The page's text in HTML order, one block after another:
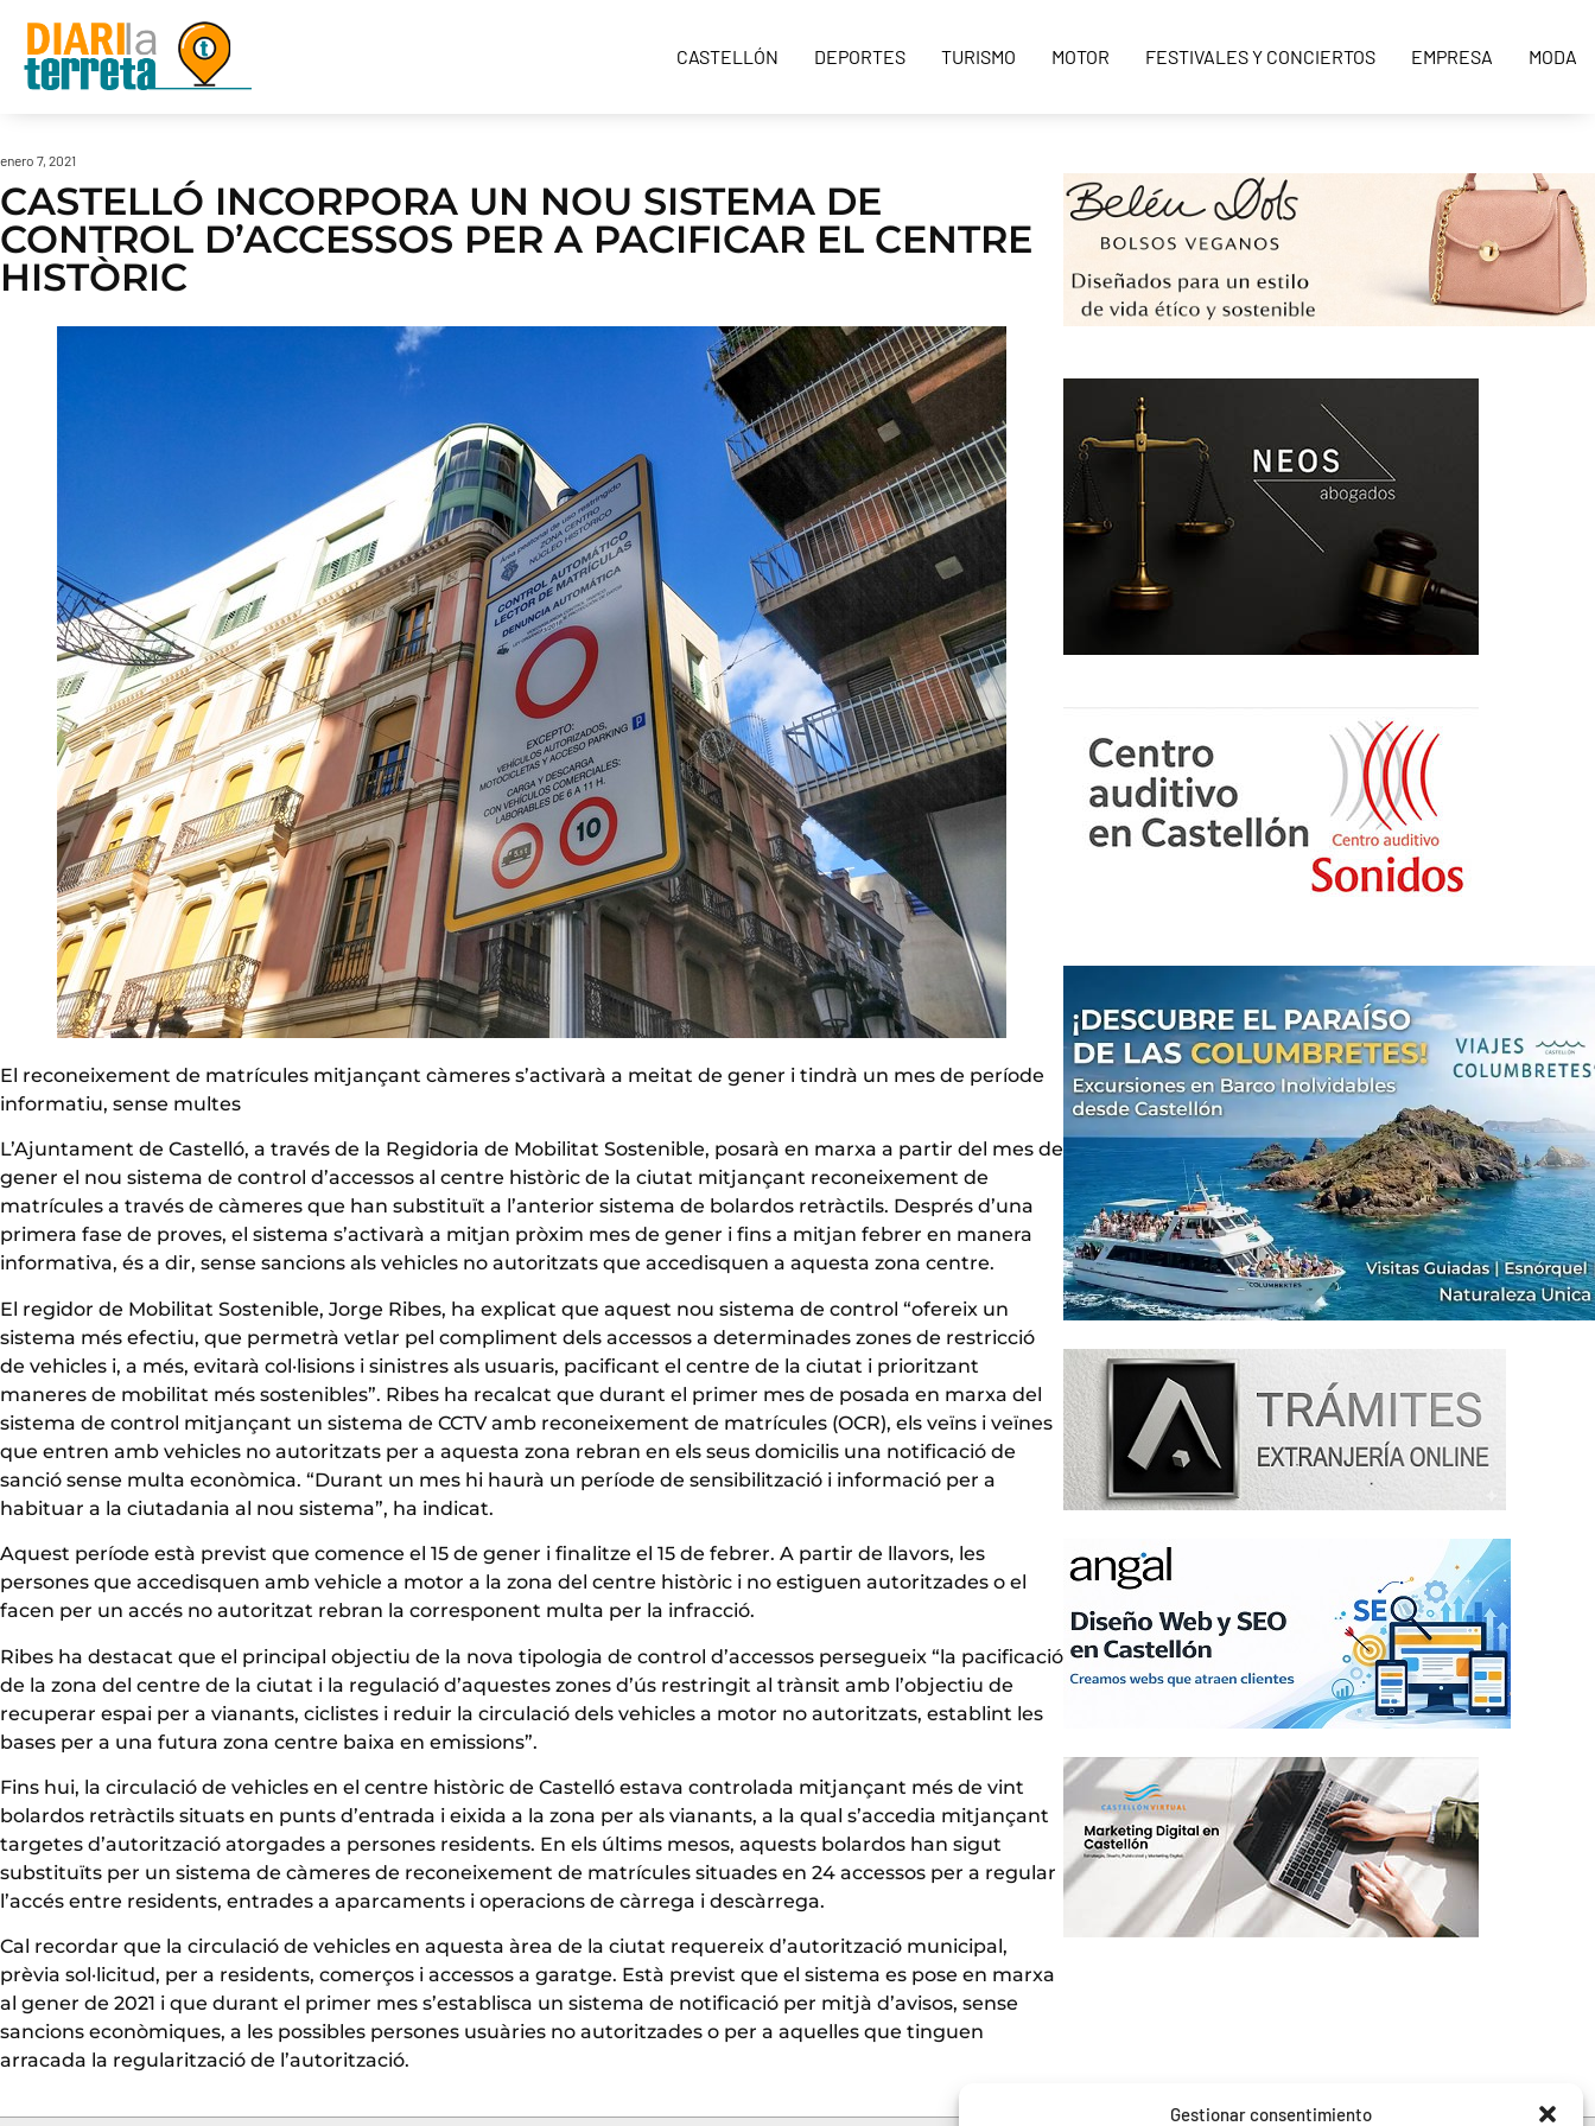
Gestionar consentimiento
CASTELLÓN DEPORTES TURISMO MOTOR FESTIVALES Y CONCIERTOS EMPRESA MODA
enero 7, 2021
CASTELLÓ INCORPORA UN NOU SISTEMA DE
CONTROL D’ACCESSOS PER A PACIFICAR EL CENTRE
HISTÒRIC
El reconeixement de matrícules mitjançant càmeres s’activarà a meitat de gener i tindrà un mes de període
informatiu, sense multes
L’Ajuntament de Castelló, a través de la Regidoria de Mobilitat Sostenible, posarà en marxa a partir del mes de
gener el nou sistema de control d’accessos al centre històric de la ciutat mitjançant reconeixement de
matrícules a través de càmeres que han substituït a l’anterior sistema de bolardos retràctils. Després d’una
primera fase de proves, el sistema s’activarà a mitjan pròxim mes de gener i fins a mitjan febrer en manera
informativa, és a dir, sense sancions als vehicles no autoritzats que accedisquen a aquesta zona centre.
El regidor de Mobilitat Sostenible, Jorge Ribes, ha explicat que aquest nou sistema de control “ofereix un
sistema més efectiu, que permetrà vetlar pel compliment dels accessos a determinades zones de restricció
de vehicles i, a més, evitarà col·lisions i sinistres als usuaris, pacificant el centre de la ciutat i prioritzant
maneres de mobilitat més sostenibles”. Ribes ha recalcat que durant el primer mes de posada en marxa del
sistema de control mitjançant un sistema de CCTV amb reconeixement de matrícules (OCR), els veïns i veïnes
que entren amb vehicles no autoritzats per a aquesta zona rebran en els seus domicilis una notificació de
sanció sense multa econòmica. “Durant un mes hi haurà un període de sensibilització i informació per a
habituar a la ciutadania al nou sistema”, ha indicat.
Aquest període està previst que comence el 15 de gener i finalitze el 15 de febrer. A partir de llavors, les
persones que accedisquen amb vehicle a motor a la zona del centre històric i no estiguen autoritzades o el
facen per un accés no autoritzat rebran la corresponent multa per la infracció.
Ribes ha destacat que el principal objectiu de la nova tipologia de control d’accessos persegueix “la pacificació
de la zona del centre de la ciutat i la regulació d’aquestes zones d’ús restringit al trànsit amb l’objectiu de
recuperar espai per a vianants, ciclistes i reduir la circulació dels vehicles a motor no autoritzats, establint les
bases per a una futura zona centre baixa en emissions”.
Fins hui, la circulació de vehicles en el centre històric de Castelló estava controlada mitjançant més de vint
bolardos retràctils situats en punts d’entrada i eixida a la zona per als vianants, a la qual s’accedia mitjançant
targetes d’autorització atorgades a persones residents. En els últims mesos, aquests bolardos han sigut
substituïts per un sistema de càmeres de reconeixement de matrícules situades en 24 accessos per a regular
l’accés entre residents, entrades a aparcaments i operacions de càrrega i descàrrega.
Cal recordar que la circulació de vehicles en aquesta àrea de la ciutat requereix d’autorització municipal,
prèvia sol·licitud, per a residents, comerços i accessos a garatge. Està previst que el sistema es pose en marxa
al gener de 2021 i que durant el primer mes s’establisca un sistema de notificació per mitjà d’avisos, sense
sancions econòmiques, a les possibles persones usuàries no autoritzades o per a aquelles que tinguen
arracada la regularització de l’autorització.